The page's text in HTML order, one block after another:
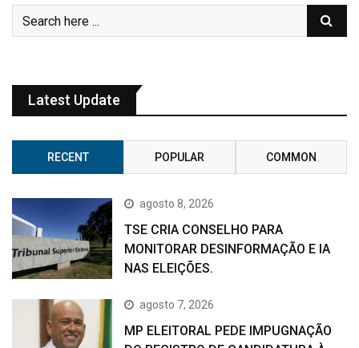
Latest Update
RECENT POPULAR COMMON
agosto 8, 2026
TSE CRIA CONSELHO PARA
MONITORAR DESINFORMAÇÃO E IA
NAS ELEIÇÕES.
agosto 7, 2026
MP ELEITORAL PEDE IMPUGNAÇÃO